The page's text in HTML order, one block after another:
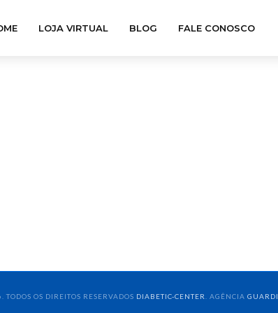
LOJA VIRTUAL BLOG FALE CONOSCO
OS DIREITOS RESERVADOS DIABETIC-CENTER . AGÊNCIA